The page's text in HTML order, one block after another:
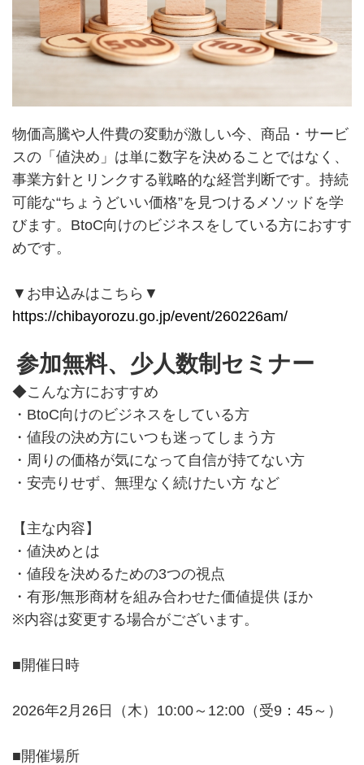
物価高騰や人件費の変動が激しい今、商品・サービ
スの「値決め」は単に数字を決めることではなく、
事業方針とリンクする戦略的な経営判断です。持続
可能な“ちょうどいい価格”を見つけるメソッドを学
びます。BtoC向けのビジネスをしている方におすす
めです。
▼お申込みはこちら▼
https://chibayorozu.go.jp/event/260226am/
参加無料、少人数制セミナー
◆こんな方におすすめ
・BtoC向けのビジネスをしている方
・値段の決め方にいつも迷ってしまう方
・周りの価格が気になって自信が持てない方
・安売りせず、無理なく続けたい方 など
【主な内容】
・値決めとは
・値段を決めるための3つの視点
・有形/無形商材を組み合わせた価値提供 ほか
※内容は変更する場合がございます。
■開催日時
2026年2月26日（木）10:00～12:00（受9：45～）
■開催場所